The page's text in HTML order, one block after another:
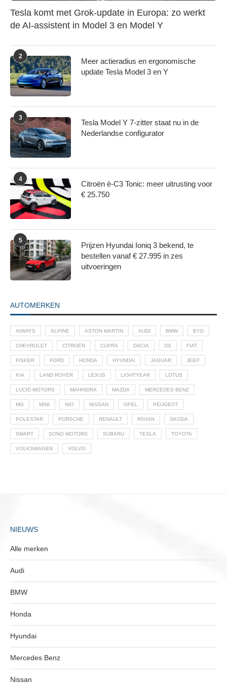
Tesla komt met Grok-update in Europa: zo werkt
de AI-assistent in Model 3 en Model Y
2
Meer actieradius en ergonomische
update Tesla Model 3 en Y
3
Tesla Model Y 7-zitter staat nu in de
Nederlandse configurator
4
Citroën ë-C3 Tonic: meer uitrusting voor
€ 25.750
5
Prijzen Hyundai Ioniq 3 bekend, te
bestellen vanaf € 27.995 in zes
uitvoeringen
AUTOMERKEN
AIWAYS ALPINE ASTON MARTIN AUDI BMW BYD
CHEVROLET CITROËN CUPRA DACIA DS FIAT
FISKER FORD HONDA HYUNDAI JAGUAR JEEP
KIA LAND ROVER LEXUS LIGHTYEAR LOTUS
LUCID MOTORS MAHINDRA MAZDA MERCEDES BENZ
MG MINI NIO NISSAN OPEL PEUGEOT
POLESTAR PORSCHE RENAULT RIVIAN SKODA
SMART SONO MOTORS SUBARU TESLA TOYOTA
VOLKSWAGEN VOLVO
NIEUWS
Alle merken
Audi
BMW
Honda
Hyundai
Mercedes Benz
Nissan